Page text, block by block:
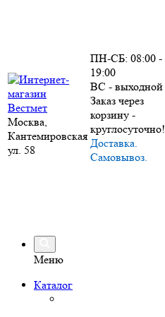
Москва,
Кантемировская
ул. 58
ПН-СБ: 08:00 -
19:00
ВС - выходной
Заказ через
корзину -
круглосуточно!
Доставка.
Самовывоз.
Меню
Каталог